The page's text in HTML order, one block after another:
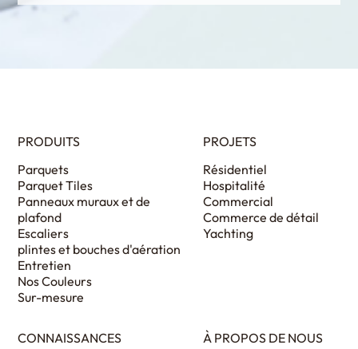
PRODUITS
Parquets
Parquet Tiles
Panneaux muraux et de
plafond
Escaliers
plintes et bouches d'aération
Entretien
Nos Couleurs
Sur-mesure
PROJETS
Résidentiel
Hospitalité
Commercial
Commerce de détail
Yachting
CONNAISSANCES À PROPOS DE NOUS